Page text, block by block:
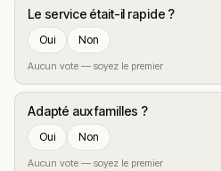
Le service était-il rapide ?
Oui Non
Aucun vote — soyez le premier
Adapté aux familles ?
Oui Non
Aucun vote — soyez le premier